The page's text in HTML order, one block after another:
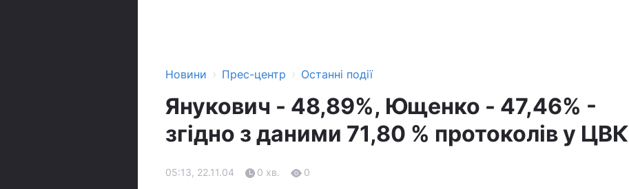
Новини › Прес-центр › Останні події
Янукович - 48,89%, Ющенко - 47,46% -
згідно з даними 71,80 % протоколів у ЦВК
05:13, 22.11.04 0 хв. 0